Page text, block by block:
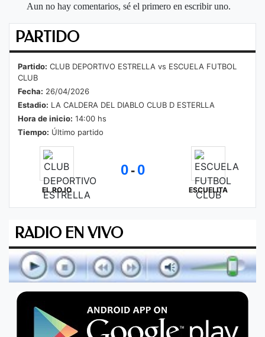
Aun no hay comentarios, sé el primero en escribir uno.
PARTIDO
Partido: CLUB DEPORTIVO ESTRELLA vs ESCUELA FUTBOL
CLUB
Fecha: 26/04/2026
Estadio: LA CALDERA DEL DIABLO CLUB D ESTERLLA
Hora de inicio: 14:00 hs
Tiempo: Último partido
EL ROJO
0- 0
ESCUELITA
RADIO EN VIVO